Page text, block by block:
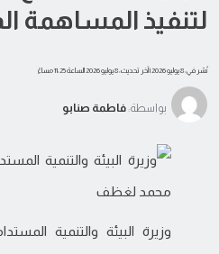
لتنفيذ المساهمة
نُشر في: 8 يوليو 2026 | آخر تحديث: 8 يوليو 2026 الساعة 11:25 مساءً
بواسطة: فاطمة صنابو
وزيرة البيئة والتنمية